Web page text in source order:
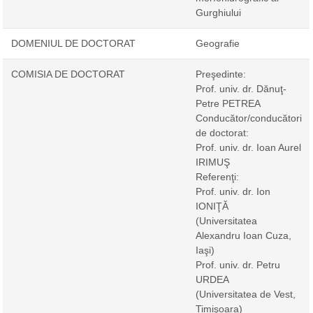
Gurghiului
DOMENIUL DE DOCTORAT Geografie
COMISIA DE DOCTORAT
Preşedinte:
Prof. univ. dr. Dănuţ-
Petre PETREA
Conducător/conducători
de doctorat:
Prof. univ. dr. Ioan Aurel
IRIMUŞ
Referenţi:
Prof. univ. dr. Ion
IONIŢĂ
(Universitatea
Alexandru Ioan Cuza,
Iaşi)
Prof. univ. dr. Petru
URDEA
(Universitatea de Vest,
Timişoara)